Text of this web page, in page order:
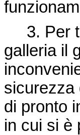
3. Per
galleria il
sicurezza
di pronto
in cui si è